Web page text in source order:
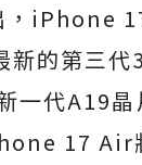
，iPhone
新的第三代
一代A19
17 Air